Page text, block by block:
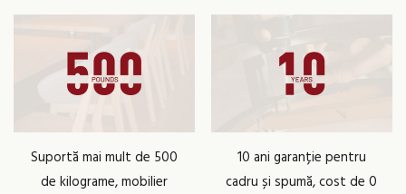
Suportă mai mult de 500
de kilograme, mobilier
10 ani garanție pentru
cadru și spumă, cost de 0